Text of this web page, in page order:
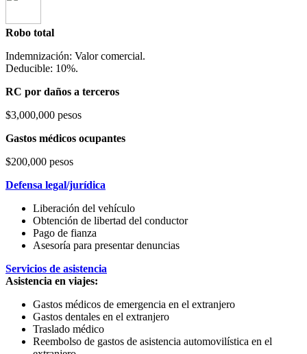
Robo total
Indemnización: Valor comercial.
Deducible: 10%.
RC por daños a terceros
$3,000,000 pesos
Gastos médicos ocupantes
$200,000 pesos
Defensa legal/jurídica
Liberación del vehículo
Obtención de libertad del conductor
Pago de fianza
Asesoría para presentar denuncias
Servicios de asistencia
Asistencia en viajes:
Gastos médicos de emergencia en el extranjero
Gastos dentales en el extranjero
Traslado médico
Reembolso de gastos de asistencia automovilística en el